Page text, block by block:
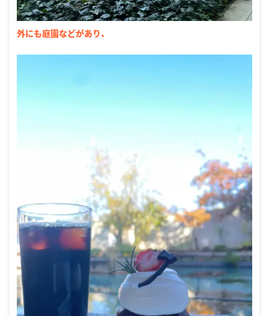
外にも庭園などがあり、